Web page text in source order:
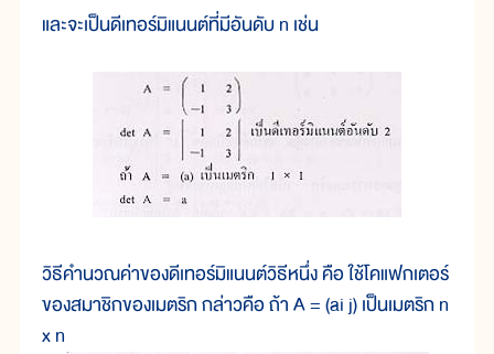
และจะเป็นดีเทอร์มิแนนต์ที่มีอันดับ n เช่น
วิธีคำนวณค่าของดีเทอร์มิแนนต์วิธีหนึ่ง คือ ใช้โคแฟกเตอร์
ของสมาชิกของเมตริก กล่าวคือ ถ้า A = (ai j) เป็นเมตริก n
x n